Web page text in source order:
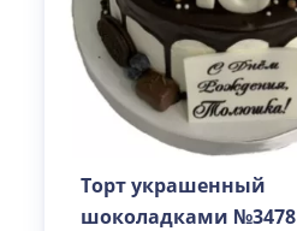
Торт украшенный
шоколадками №3478